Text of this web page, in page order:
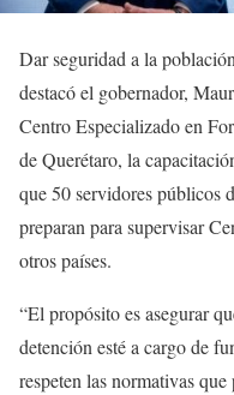
Dar seguridad a la
destacó el gobernador,
Centro Especializado en
de Querétaro, la
que 50 servidores públicos
preparan para supervisar
otros países.
“El propósito es asegurar
detención esté a cargo de
respeten las normativas